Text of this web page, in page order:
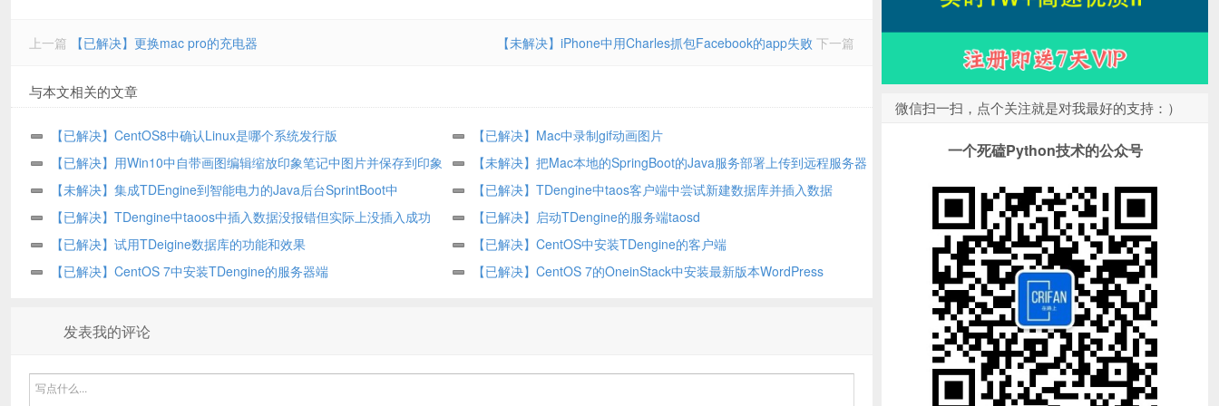
上一篇 【已解决】更换mac pro的充电器 【未解决】iPhone中用Charles抓包Facebook的app失败 下一篇
与本文相关的文章
【已解决】CentOS8中确认Linux是哪个系统发行版
【已解决】Mac中录制gif动画图片
【已解决】用Win10中自带画图编辑缩放印象笔记中图片并保存到印象
笔记
【未解决】把Mac本地的SpringBoot的Java服务部署上传到远程服务器
CentOS中
【未解决】集成TDEngine到智能电力的Java后台SprintBoot中
【已解决】TDengine中taos客户端中尝试新建数据库并插入数据
【已解决】TDengine中taoos中插入数据没报错但实际上没插入成功
【已解决】启动TDengine的服务端taosd
【已解决】试用TDeigine数据库的功能和效果
【已解决】CentOS中安装TDengine的客户端
【已解决】CentOS 7中安装TDengine的服务器端
【已解决】CentOS 7的OneinStack中安装最新版本WordPress
发表我的评论
微信扫一扫，点个关注就是对我最好的支持：）
一个死磕Python技术的公众号